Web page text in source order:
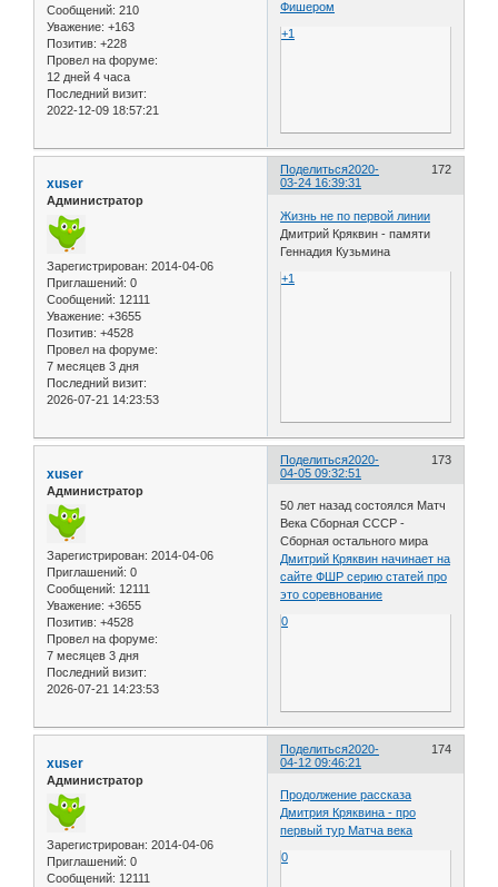
Сообщений: 210
Уважение: +163
Позитив: +228
Провел на форуме:
12 дней 4 часа
Последний визит:
2022-12-09 18:57:21
Фишером
+1
Поделиться 172
2020-
03-24 16:39:31
xuser
Администратор
Зарегистрирован: 2014-04-06
Приглашений: 0
Сообщений: 12111
Уважение: +3655
Позитив: +4528
Провел на форуме:
7 месяцев 3 дня
Последний визит:
2026-07-21 14:23:53
Жизнь не по первой линии
Дмитрий Кряквин - памяти
Геннадия Кузьмина
+1
Поделиться 173
2020-
04-05 09:32:51
xuser
Администратор
Зарегистрирован: 2014-04-06
Приглашений: 0
Сообщений: 12111
Уважение: +3655
Позитив: +4528
Провел на форуме:
7 месяцев 3 дня
Последний визит:
2026-07-21 14:23:53
50 лет назад состоялся Матч
Века Сборная СССР -
Сборная остального мира
Дмитрий Кряквин начинает на
сайте ФШР серию статей про
это соревнование
0
Поделиться 174
2020-
04-12 09:46:21
xuser
Администратор
Зарегистрирован: 2014-04-06
Приглашений: 0
Сообщений: 12111
Продолжение рассказа
Дмитрия Кряквина - про
первый тур Матча века
0